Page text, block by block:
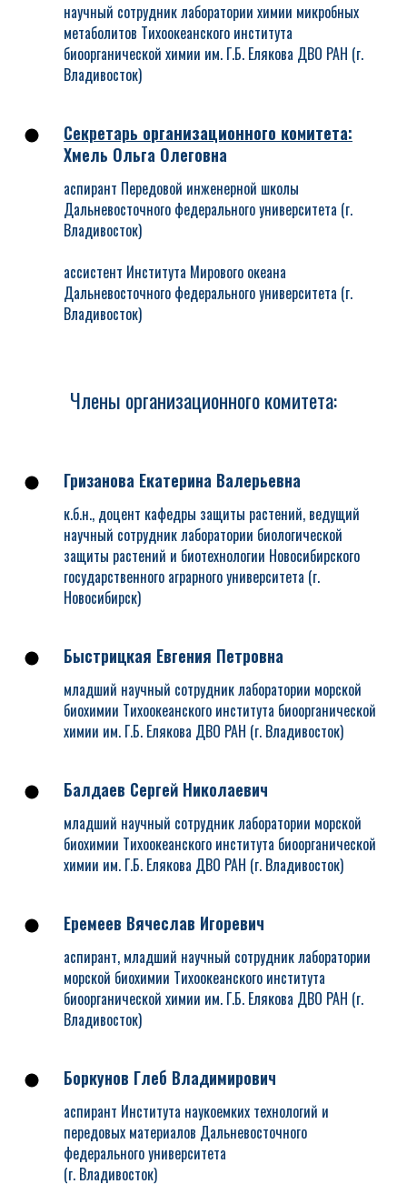
научный сотрудник лаборатории химии микробных
метаболитов Тихоокеанского института
биоорганической химии им. Г.Б. Елякова ДВО РАН (г.
Владивосток)
Секретарь организационного комитета:
Хмель Ольга Олеговна
аспирант Передовой инженерной школы
Дальневосточного федерального университета (г.
Владивосток)
ассистент Института Мирового океана
Дальневосточного федерального университета (г.
Владивосток)
Члены организационного комитета:
Гризанова Екатерина Валерьевна
к.б.н., доцент кафедры защиты растений, ведущий
научный сотрудник лаборатории биологической
защиты растений и биотехнологии Новосибирского
государственного аграрного университета (г.
Новосибирск)
Быстрицкая Евгения Петровна
младший научный сотрудник лаборатории морской
биохимии Тихоокеанского института биоорганической
химии им. Г.Б. Елякова ДВО РАН (г. Владивосток)
Балдаев Сергей Николаевич
младший научный сотрудник лаборатории морской
биохимии Тихоокеанского института биоорганической
химии им. Г.Б. Елякова ДВО РАН (г. Владивосток)
Еремеев Вячеслав Игоревич
аспирант, младший научный сотрудник лаборатории
морской биохимии Тихоокеанского института
биоорганической химии им. Г.Б. Елякова ДВО РАН (г.
Владивосток)
Боркунов Глеб Владимирович
аспирант Института наукоемких технологий и
передовых материалов Дальневосточного
федерального университета
(г. Владивосток)